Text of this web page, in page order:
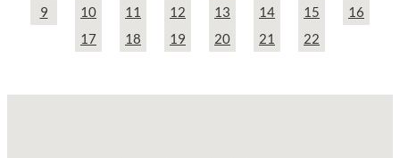
9
10 11 12 13 14 15
16
17
18 19 20 21 22